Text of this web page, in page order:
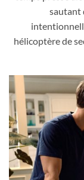
sautant
hélicoptère de